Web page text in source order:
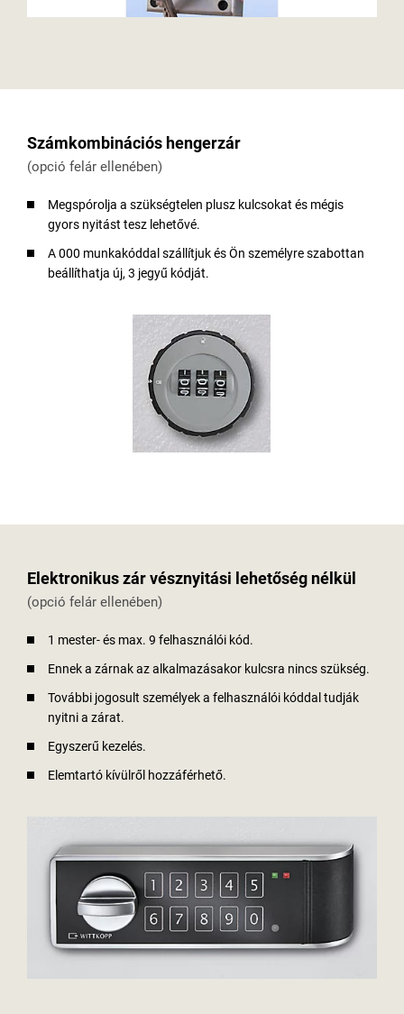
Számkombinációs hengerzár
(opció felár ellenében)
Megspórolja a szükségtelen plusz kulcsokat és mégis
gyors nyitást tesz lehetővé.
A 000 munkakóddal szállítjuk és Ön személyre szabottan
beállíthatja új, 3 jegyű kódját.
Elektronikus zár vésznyitási lehetőség nélkül
(opció felár ellenében)
1 mester- és max. 9 felhasználói kód.
Ennek a zárnak az alkalmazásakor kulcsra nincs szükség.
További jogosult személyek a felhasználói kóddal tudják
nyitni a zárat.
Egyszerű kezelés.
Elemtartó kívülről hozzáférhető.